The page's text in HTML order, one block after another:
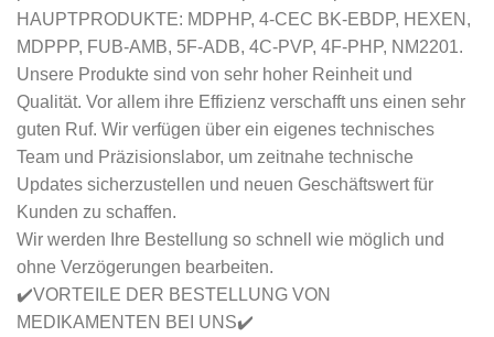
HAUPTPRODUKTE: MDPHP, 4-CEC BK-EBDP, HEXEN,
MDPPP, FUB-AMB, 5F-ADB, 4C-PVP, 4F-PHP, NM2201.
Unsere Produkte sind von sehr hoher Reinheit und
Qualität. Vor allem ihre Effizienz verschafft uns einen sehr
guten Ruf. Wir verfügen über ein eigenes technisches
Team und Präzisionslabor, um zeitnahe technische
Updates sicherzustellen und neuen Geschäftswert für
Kunden zu schaffen.
Wir werden Ihre Bestellung so schnell wie möglich und
ohne Verzögerungen bearbeiten.
✔️VORTEILE DER BESTELLUNG VON
MEDIKAMENTEN BEI UNS✔️